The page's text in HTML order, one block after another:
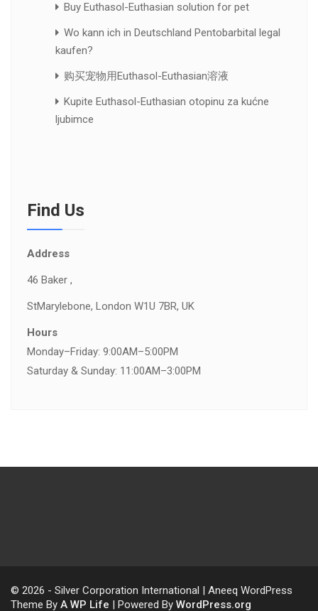
Buy Euthasol-Euthasian solution for pet
Wo kann ich in Deutschland Pentobarbital legal
kaufen?
购买宠物用Euthasol-Euthasian溶液
Kupite Euthasol-Euthasian otopinu za kućne
ljubimce
Find Us
Address
46 Baker ,
StMarylebone, London W1U 7BR, UK
Hours
Monday–Friday: 9:00AM–5:00PM
Saturday & Sunday: 11:00AM–3:00PM
© 2026 - Silver Corporation International | Aneeq WordPress
Theme By A WP Life | Powered By WordPress.org